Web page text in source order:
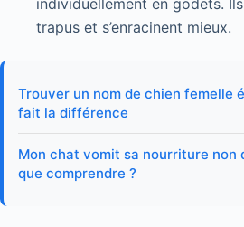
trapus et s’enracinent mieux.
Trouver un nom de chien femelle
fait la différence
Mon chat vomit sa nourriture non
que comprendre ?